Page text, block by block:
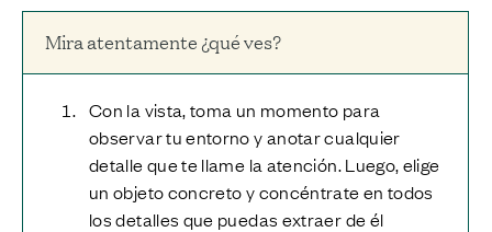
Mira atentamente ¿qué ves?
Con la vista, toma un momento para
observar tu entorno y anotar cualquier
detalle que te llame la atención. Luego, elige
un objeto concreto y concéntrate en todos
los detalles que puedas extraer de él